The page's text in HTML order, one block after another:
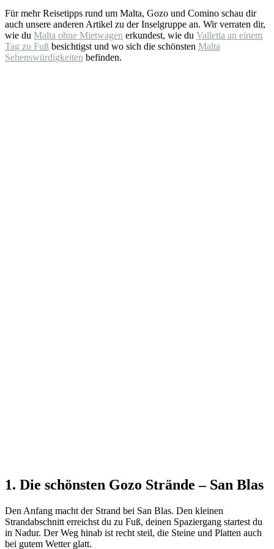
Für mehr Reisetipps rund um Malta, Gozo und Comino schau dir
auch unsere anderen Artikel zu der Inselgruppe an. Wir verraten dir,
wie du Malta ohne Mietwagen erkundest, wie du Valletta an einem
Tag zu Fuß besichtigst und wo sich die schönsten Malta
Sehenswürdigkeiten befinden.
1. Die schönsten Gozo Strände – San Blas
Den Anfang macht der Strand bei San Blas. Den kleinen
Strandabschnitt erreichst du zu Fuß, deinen Spaziergang startest du
in Nadur. Der Weg hinab ist recht steil, die Steine und Platten auch
bei gutem Wetter glatt.